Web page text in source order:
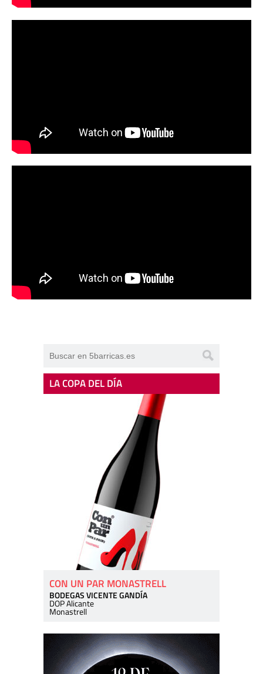
LA COPA DEL DÍA
CON UN PAR MONASTRELL
BODEGAS VICENTE GANDÍA
DOP Alicante
Monastrell